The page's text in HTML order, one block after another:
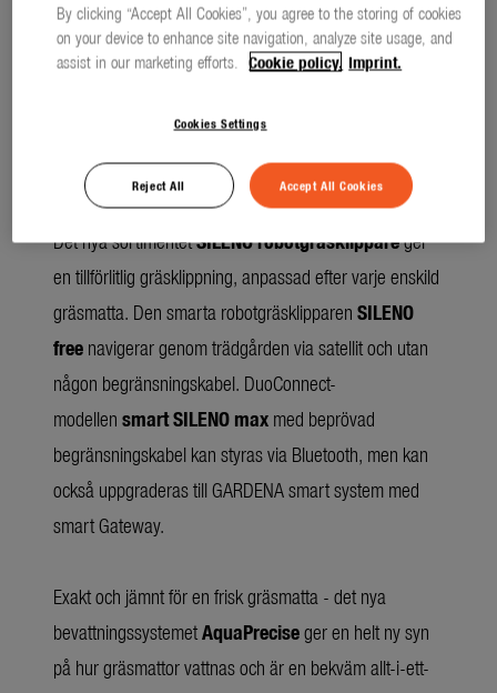
grönområden och din trädgård efter behov.
OFORMATTERAD
TEXT
Det nya sortimentetSILENO robotgräsklippareger
en tillförlitlig gräsklippning, anpassad efter varje enskild
gräsmatta. Den smarta robotgräsklipparen SILENO
free navigerar genom trädgården via satellit och utan
någon begränsningskabel. DuoConnect-
modellen smart SILENO max med beprövad
begränsningskabel kan styras via Bluetooth, men kan
också uppgraderas till GARDENA smart system med
smart Gateway.
Exakt och jämnt för en frisk gräsmatta - det nya
bevattningssystemetAquaPreciseger en helt ny syn
på hur gräsmattor vattnas och är en bekväm allt-i-ett-
By clicking “Accept All Cookies”, you agree to the storing of cookies
on your device to enhance site navigation, analyze site usage, and
assist in our marketing efforts. Cookie policy. Imprint.
Cookies Settings
Reject All Accept All Cookies